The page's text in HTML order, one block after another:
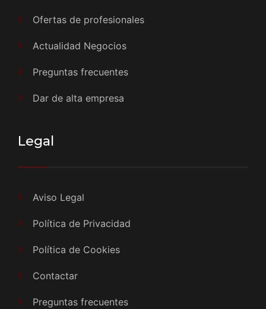
Ofertas de profesionales
Actualidad Negocios
Preguntas frecuentes
Dar de alta empresa
Legal
Aviso Legal
Política de Privacidad
Política de Cookies
Contactar
Preguntas frecuentes